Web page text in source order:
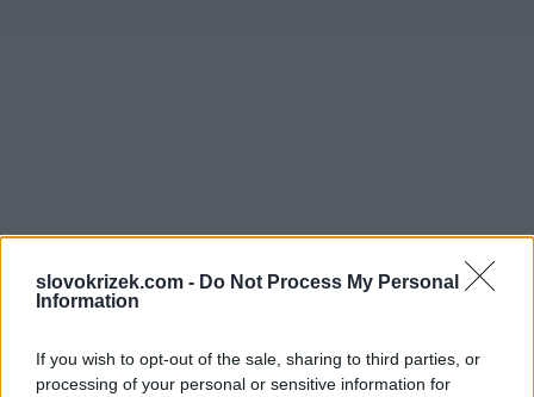
slovokrizek.com - Do Not Process My Personal
Information
If you wish to opt-out of the sale, sharing to third parties, or
processing of your personal or sensitive information for